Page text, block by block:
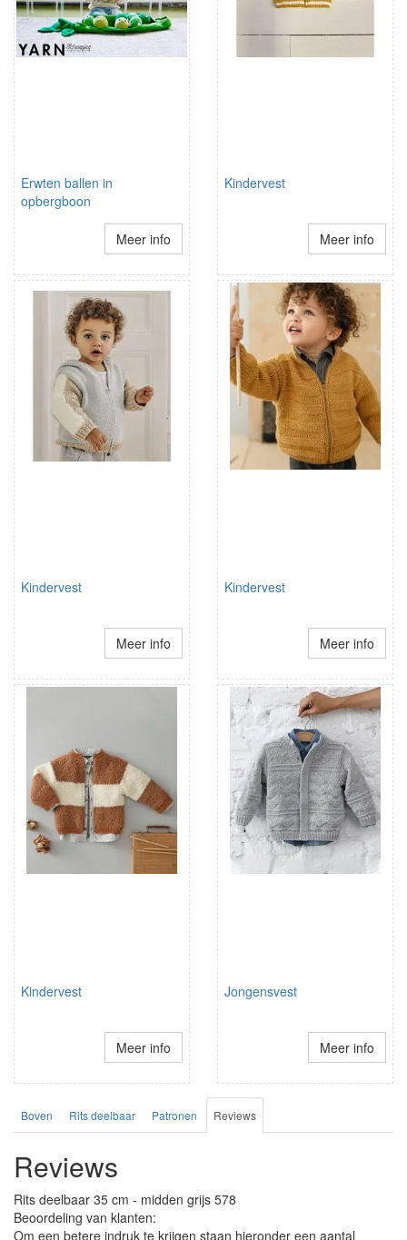
Erwten ballen in
opbergboon
Meer info
Kindervest
Meer info
Kindervest
Meer info
Kindervest
Meer info
Kindervest
Meer info
Jongensvest
Meer info
Boven Rits deelbaar Patronen Reviews
Reviews
Rits deelbaar 35 cm - midden grijs 578
Beoordeling van klanten:
Om een betere indruk te krijgen staan hieronder een aantal